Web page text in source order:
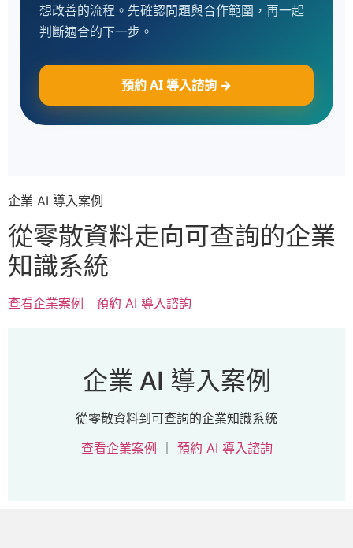
想改善的流程。先確認問題與合作範圍，再一起
判斷適合的下一步。
預約 AI 導入諮詢 →
企業 AI 導入案例
從零散資料走向可查詢的企業
知識系統
查看企業案例 預約 AI 導入諮詢
企業 AI 導入案例
從零散資料到可查詢的企業知識系統
查看企業案例
預約 AI 導入諮詢